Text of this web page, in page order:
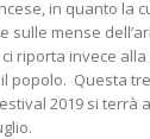
in quanto la
sulle mense
riporta invece
popolo. Questa
2019 si terrà